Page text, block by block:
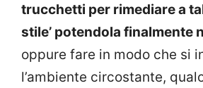
trucchetti per rimediare a
stile’ potendola finalmente
oppure fare in modo che si
l’ambiente circostante,